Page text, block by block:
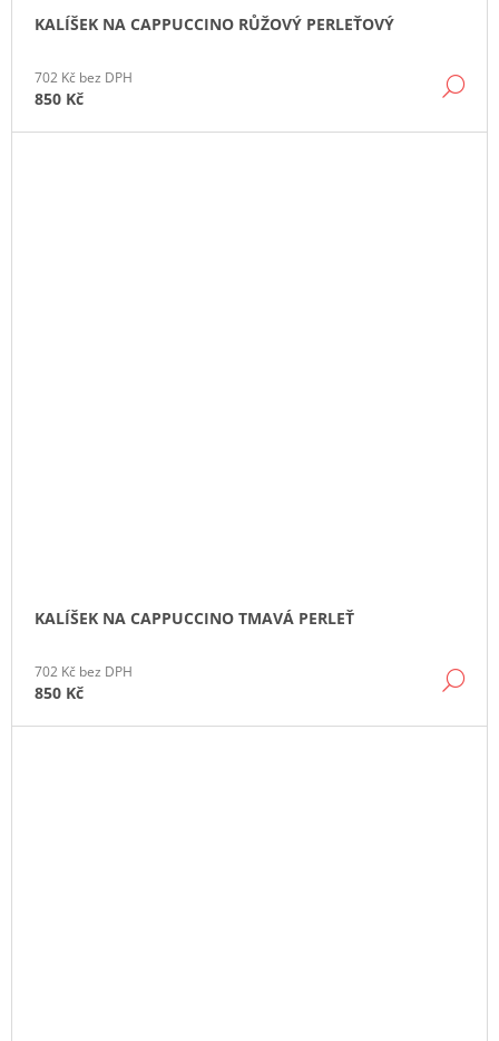
KALÍŠEK NA CAPPUCCINO RŮŽOVÝ PERLEŤOVÝ
702 Kč bez DPH
850 Kč
KALÍŠEK NA CAPPUCCINO TMAVÁ PERLEŤ
702 Kč bez DPH
850 Kč